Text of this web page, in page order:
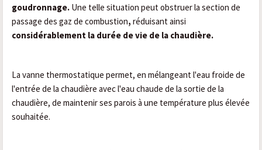
goudronnage. Une telle situation peut obstruer la section de
passage des gaz de combustion, réduisant ainsi
considérablement la durée de vie de la chaudière.
La vanne thermostatique permet, en mélangeant l'eau froide de
l'entrée de la chaudière avec l'eau chaude de la sortie de la
chaudière, de maintenir ses parois à une température plus élevée
souhaitée.